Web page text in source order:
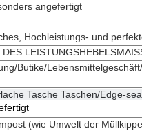
angefertigt
Hochleistungs- und
DES
Butike/
Tasche Taschen/Edge-
(wie Umwelt der